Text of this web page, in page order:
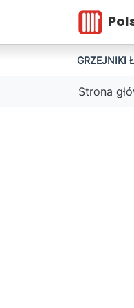
GRZEJNIKI
Strona